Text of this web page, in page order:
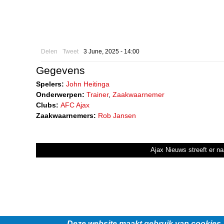
Delen Tweet 3 June, 2025 - 14:00
Gegevens
Spelers: John Heitinga
Onderwerpen: Trainer, Zaakwaarnemer
Clubs: AFC Ajax
Zaakwaarnemers: Rob Jansen
Ajax Nieuws streeft er